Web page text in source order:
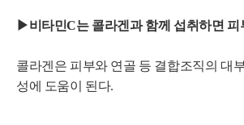
▶비 타민C는 콜라겐과 함께 섭취하면
콜라겐은 피부와 연골 등 결합조직의 대
성에 도움이 된다.